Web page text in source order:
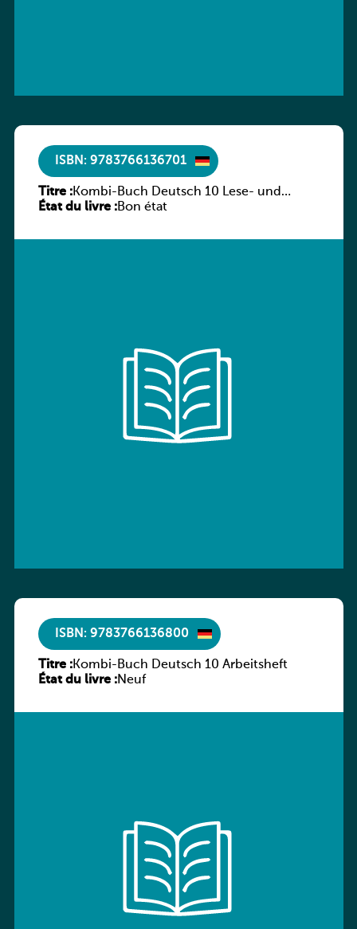
ISBN: 9783766136701
Titre :Kombi-Buch Deutsch 10 Lese- und
Sprachbuch
État du livre :Bon état
ISBN: 9783766136800
Titre :Kombi-Buch Deutsch 10 Arbeitsheft
État du livre :Neuf